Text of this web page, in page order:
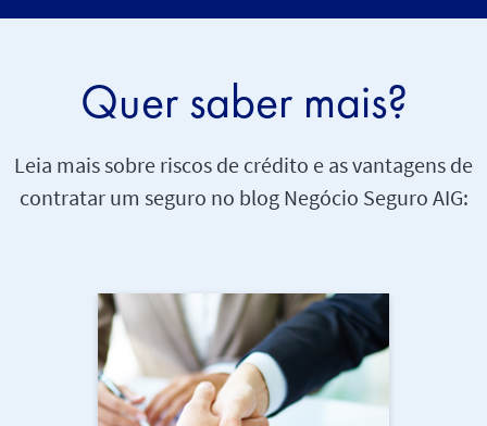
Quer saber mais?
Leia mais sobre riscos de crédito e as vantagens de
contratar um seguro no blog Negócio Seguro AIG: